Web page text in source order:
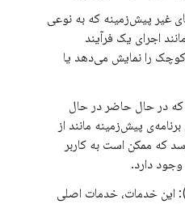
غیر پیش‌زمینه که به نوعی
اجرای یک فرآیند
را نمایش می‌دهد یا
که در حال حاضر در حال
پیش‌زمینه مانند از
که ممکن است به کاربر
دارد.
خدمات پایدار (Persistent): این خدمات، خدمات اصلی